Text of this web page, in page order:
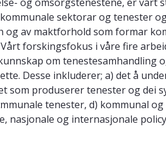
sektorar og tenester
av maktforhold som formar
forskingsfokus i våre fire
om tenestesamhandling
Desse inkluderer; a) det å
som produserer tenester og dei
tenester, d) kommunal
nasjonale og internasjonale